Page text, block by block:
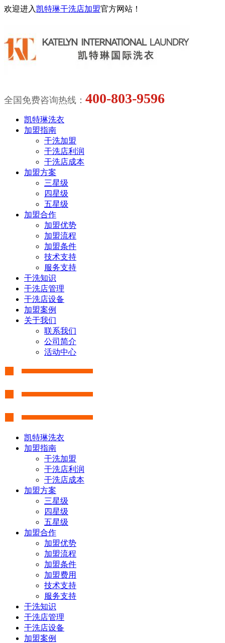
欢迎进入凯特琳干洗店加盟官方网站！
全国免费咨询热线： 400-803-9596
凯特琳洗衣
加盟指南
干洗加盟
干洗店利润
干洗店成本
加盟方案
三星级
四星级
五星级
加盟合作
加盟优势
加盟流程
加盟条件
技术支持
服务支持
干洗知识
干洗店管理
干洗店设备
加盟案例
关于我们
联系我们
公司简介
活动中心
凯特琳洗衣
加盟指南
干洗加盟
干洗店利润
干洗店成本
加盟方案
三星级
四星级
五星级
加盟合作
加盟优势
加盟流程
加盟条件
加盟费用
技术支持
服务支持
干洗知识
干洗店管理
干洗店设备
加盟案例